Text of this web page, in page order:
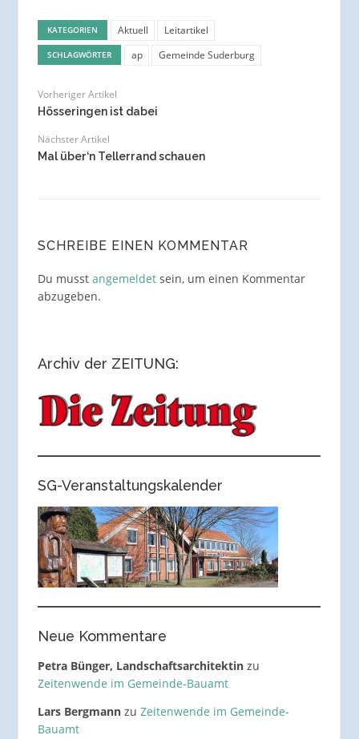
KATEGORIEN Aktuell Leitartikel
SCHLAGWÖRTER ap Gemeinde Suderburg
Vorheriger Artikel
Hösseringen ist dabei
Nächster Artikel
Mal über‘n Tellerrand schauen
SCHREIBE EINEN KOMMENTAR
Du musst angemeldetsein, um einen Kommentar
abzugeben.
Archiv der ZEITUNG:
SG-Veranstaltungskalender
Neue Kommentare
Petra Bünger, Landschaftsarchitektinzu
Zeitenwende im Gemeinde-Bauamt
Lars Bergmannzu Zeitenwende im Gemeinde-
Bauamt